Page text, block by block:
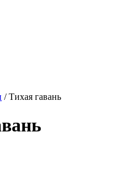
/ Тихая гавань